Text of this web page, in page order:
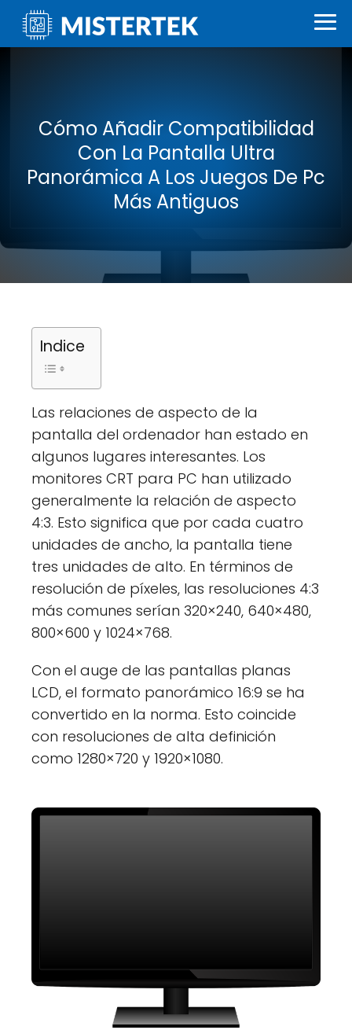
Cómo Añadir Compatibilidad
Con La Pantalla Ultra
Panorámica A Los Juegos De Pc
Más Antiguos
Indice
Las relaciones de aspecto de la
pantalla del ordenador han estado en
algunos lugares interesantes. Los
monitores CRT para PC han utilizado
generalmente la relación de aspecto
4:3. Esto significa que por cada cuatro
unidades de ancho, la pantalla tiene
tres unidades de alto. En términos de
resolución de píxeles, las resoluciones 4:3
más comunes serían 320×240, 640×480,
800×600 y 1024×768.
Con el auge de las pantallas planas
LCD, el formato panorámico 16:9 se ha
convertido en la norma. Esto coincide
con resoluciones de alta definición
como 1280×720 y 1920×1080.